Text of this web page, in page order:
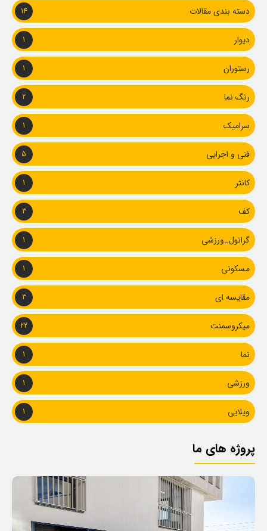
دسته بندی مقالات 14
دیوار 1
رستوران 1
رنگ نما 2
سرامیک 1
فنی و اجرایی 5
کانتر 1
کف 3
گرانول_ورزشی 1
مسکونی 1
مقایسه ای 3
میکروسمنت 22
نما 1
ورزشی 1
ویلایی 1
پروژه های ما